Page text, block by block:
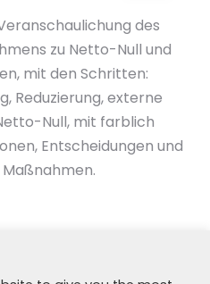
des
zu Netto-Null und
mit den Schritten:
Reduzierung, externe
Null, mit farblich
Entscheidungen und